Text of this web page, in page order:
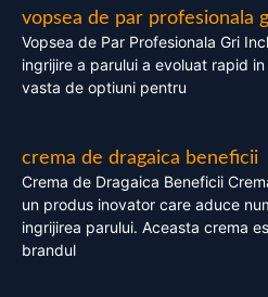
vopsea de par profesionala
Vopsea de Par Profesionala Gri
ingrijire a parului a evoluat rapid
vasta de optiuni pentru
crema de dragaica beneficii
Crema de Dragaica Beneficii
un produs inovator care aduce
ingrijirea parului. Aceasta crema
brandul